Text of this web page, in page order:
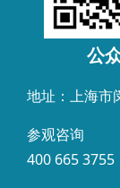
公
地址：上海市
参观咨询
400 665 3755